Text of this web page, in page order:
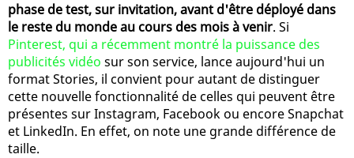
phase de test, sur invitation, avant d'être déployé dans
le reste du monde au cours des mois à venir. Si
Pinterest, qui a récemment montré la puissance des
publicités vidéo sur son service, lance aujourd'hui un
format Stories, il convient pour autant de distinguer
cette nouvelle fonctionnalité de celles qui peuvent être
présentes sur Instagram, Facebook ou encore Snapchat
et LinkedIn. En effet, on note une grande différence de
taille.